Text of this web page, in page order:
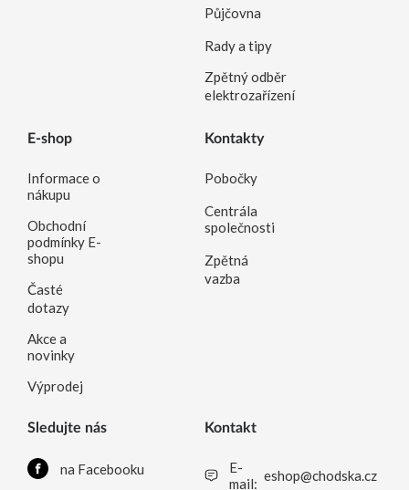
Půjčovna
Rady a tipy
Zpětný odběr
elektrozařízení
E-shop
Informace o
nákupu
Obchodní
podmínky E-
shopu
Časté
dotazy
Akce a
novinky
Výprodej
Kontakty
Pobočky
Centrála
společnosti
Zpětná
vazba
Sledujte nás
na Facebooku
Kontakt
E-
mail: eshop@chodska.cz